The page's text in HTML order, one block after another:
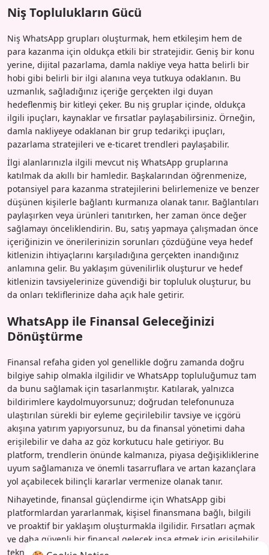
Niş Toplulukların Gücü
Niş WhatsApp grupları oluşturmak, hem etkileşim hem de
para kazanma için oldukça etkili bir stratejidir. Geniş bir konu
yerine, dijital pazarlama, damla nakliye veya hatta belirli bir
hobi gibi belirli bir ilgi alanına veya tutkuya odaklanın. Bu
uzmanlık, sağladığınız içeriğe gerçekten ilgi duyan
hedeflenmiş bir kitleyi çeker. Bu niş gruplar içinde, oldukça
ilgili ipuçları, kaynaklar ve fırsatlar paylaşabilirsiniz. Örneğin,
damla nakliyeye odaklanan bir grup tedarikçi ipuçları,
pazarlama stratejileri ve e-ticaret trendleri paylaşabilir.
İlgi alanlarınızla ilgili mevcut niş WhatsApp gruplarına
katılmak da akıllı bir hamledir. Başkalarından öğrenmenize,
potansiyel para kazanma stratejilerini belirlemenize ve benzer
düşünen kişilerle bağlantı kurmanıza olanak tanır. Bağlantıları
paylaşırken veya ürünleri tanıtırken, her zaman önce değer
sağlamayı önceliklendirin. Bu, satış yapmaya çalışmadan önce
içeriğinizin ve önerilerinizin sorunları çözdüğüne veya hedef
kitlenizin ihtiyaçlarını karşıladığına gerçekten inandığınız
anlamına gelir. Bu yaklaşım güvenilirlik oluşturur ve hedef
kitlenizin tavsiyelerinize güvendiği bir topluluk oluşturur, bu
da onları tekliflerinize daha açık hale getirir.
WhatsApp ile Finansal Geleceğinizi
Dönüştürme
Finansal refaha giden yol genellikle doğru zamanda doğru
bilgiye sahip olmakla ilgilidir ve WhatsApp topluluğumuz tam
da bunu sağlamak için tasarlanmıştır. Katılarak, yalnızca
bildirimlere kaydolmuyorsunuz; doğrudan telefonunuza
ulaştırılan sürekli bir eyleme geçirilebilir tavsiye ve içgörü
akışına yatırım yapıyorsunuz, bu da finansal yönetimi daha
erişilebilir ve daha az göz korkutucu hale getiriyor. Bu
platform, trendlerin önünde kalmanıza, piyasa değişikliklerine
uyum sağlamanıza ve önemli tasarruflara ve artan kazançlara
yol açabilecek bilinçli kararlar vermenize olanak tanır.
Nihayetinde, finansal güçlendirme için WhatsApp gibi
platformlardan yararlanmak, kişisel finansmana bağlı, bilgili
ve proaktif bir yaklaşım oluşturmakla ilgilidir. Fırsatları açmak
ve daha güvenli bir finansal gelecek inşa etmek için erişilebilir
teknolojiyi kullanmakla ilgilidir. Kolaylığin tadını çıkarın,